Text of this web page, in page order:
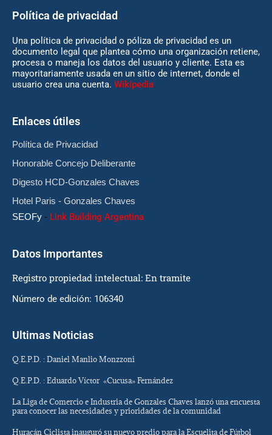
Política de privacidad
Una política de privacidad o póliza de privacidad es un
documento legal que plantea cómo una organización retiene,
procesa o maneja los datos del usuario y cliente. Esta es
mayoritariamente usada en un sitio de internet, donde el
usuario crea una cuenta. Wikipedia
Enlaces útiles
Política de Privacidad
Honorable Concejo Deliberante
Digesto HCD-Gonzales Chaves
Hotel Paris - Gonzales Chaves
SEOFy - Link Building Argentina
Datos Importantes
Registro propiedad intelectual: En tramite
Número de edición: 106340
Ultimas Noticias
Q.E.P.D. : Daniel Manlio Monzzoni
Q.E.P.D. : Eduardo Víctor «Cucusa» Fernández
La Liga de Comercio e Industria de Gonzales Chaves lanzó una encuesta
para conocer las necesidades y prioridades de la comunidad
Huracán Ciclista inauguró su nuevo predio para la Escuelita de Fútbol